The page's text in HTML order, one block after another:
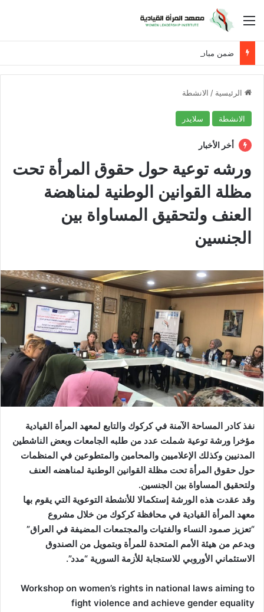
القائمة
ضمن مبادرة حان الوقت لنساء العراق
الرئيسية / الانشطة
الانشطة سلايدر
أخر الأخبار
ورشه توعية حول حقوق المرأة تحت
مظلة القوانين الوطنية لمناهضة
العنف ولتحقيق المساواة بين
الجنسين
نفذ كادر المساحة الآمنة في كركوك والتابع لمعهد المرأة القيادية
مؤخرا ورشة توعية شملت عدد من طلبه الجامعات وبعض الناشطين
المدنيين وكذلك الإعلاميين والمحامين والمتطوعين في المنظمات
حول حقوق المرأة تحت مظلة القوانين الوطنية لمناهضه العنف
ولتحقيق المساواة بين الجنسين.
وقد عقدت هذه الورشة إستكمالا للأنشطة التوعوية التي يقوم بها
معهد المرأة القيادية في محافظة كركوك من خلال مشروع
“تعزيز صمود النساء والفتيات والمجتمعات المضيفة في العراق”
وبدعم من هيئة الأمم المتحدة للمرأة وبتمويل من الصندوق
الاستئماني الأوروبي للاستجابة للأزمة السورية “مدد”.
Workshop on women’s rights in national laws aiming to
fight violence and achieve gender equality